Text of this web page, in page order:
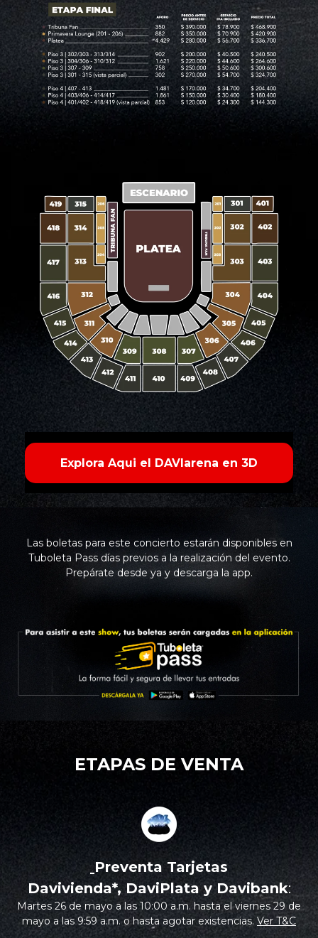
Explora Aqui el DAVIarena en 3D
Las boletas para este concierto estarán disponibles en
Tuboleta Pass días previos a la realización del evento.
Prepárate desde ya y descarga la app.
ETAPAS DE VENTA
Preventa Tarjetas
Davivienda*, DaviPlata y Davibank:
Martes 26 de mayo a las 10:00 a.m. hasta el viernes 29 de
mayo a las 9:59 a.m. o hasta agotar existencias. Ver T&C